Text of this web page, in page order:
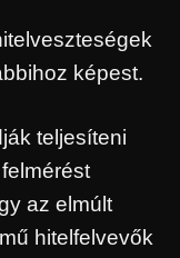
képest.
teljesíteni
az elmúlt
hitelfelvevők